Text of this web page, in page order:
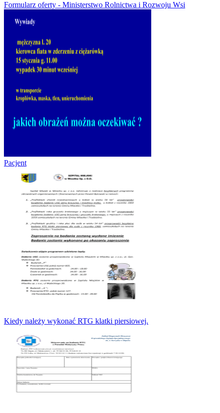
Formularz oferty - Ministerstwo Rolnictwa i Rozwoju Wsi
Pacjent
Kiedy należy wykonać RTG klatki piersiowej.